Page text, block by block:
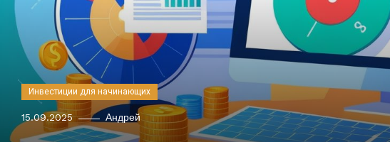
Инвестиции для начинающих
15.09.2025 Андрей